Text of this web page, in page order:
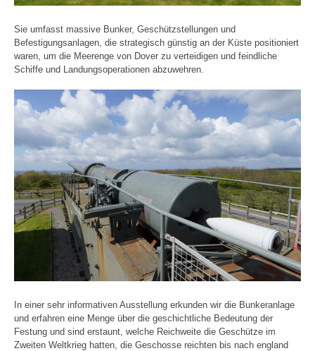
Sie umfasst massive Bunker, Geschützstellungen und
Befestigungsanlagen, die strategisch günstig an der Küste positioniert
waren, um die Meerenge von Dover zu verteidigen und feindliche
Schiffe und Landungsoperationen abzuwehren.
In einer sehr informativen Ausstellung erkunden wir die Bunkeranlage
und erfahren eine Menge über die geschichtliche Bedeutung der
Festung und sind erstaunt, welche Reichweite die Geschütze im
Zweiten Weltkrieg hatten, die Geschosse reichten bis nach england